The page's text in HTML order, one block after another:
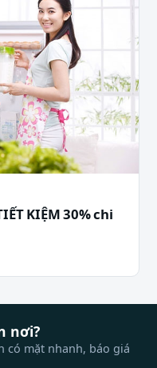
KIỆM 30% chi
nơi?
có mặt nhanh, báo giá